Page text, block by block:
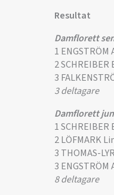
Resultat
Damflorett
1 ENGSTRÖM
2
3
3 deltagare
Damflorett
1
2 LÖFMARK
3 THOMAS-
3 ENGSTRÖM
8 deltagare